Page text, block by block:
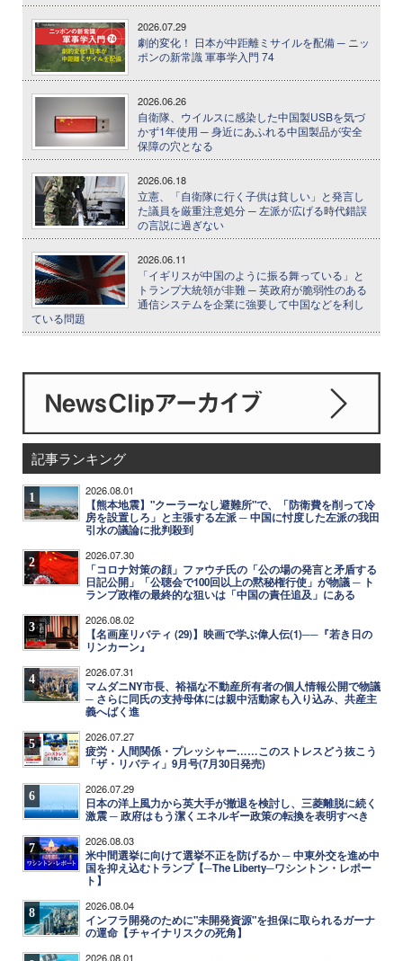
2026.07.29
劇的変化！ 日本が中距離ミサイルを配備 ─ ニッ
ポンの新常識 軍事学入門 74
2026.06.26
自衛隊、ウイルスに感染した中国製USBを気づ
かず1年使用 ─ 身近にあふれる中国製品が安全
保障の穴となる
2026.06.18
立憲、「自衛隊に行く子供は貧しい」と発言し
た議員を厳重注意処分 ─ 左派が広げる時代錯誤
の言説に過ぎない
2026.06.11
「イギリスが中国のように振る舞っている」と
トランプ大統領が非難 ─ 英政府が脆弱性のある
通信システムを企業に強要して中国などを利し
ている問題
記事ランキング
1 2026.08.01
【熊本地震】"クーラーなし避難所"で、「防衛費を削って冷
房を設置しろ」と主張する左派 ─ 中国に忖度した左派の我田
引水の議論に批判殺到
2 2026.07.30
「コロナ対策の顔」ファウチ氏の「公の場の発言と矛盾する
日記公開」「公聴会で100回以上の黙秘権行使」が物議 ─ ト
ランプ政権の最終的な狙いは「中国の責任追及」にある
3 2026.08.02
【名画座リバティ (29)】映画で学ぶ偉人伝(1)──『若き日の
リンカーン』
4 2026.07.31
マムダニNY市長、裕福な不動産所有者の個人情報公開で物議
─ さらに同氏の支持母体には親中活動家も入り込み、共産主
義へばく進
5 2026.07.27
疲労・人間関係・プレッシャー……このストレスどう抜こう
「ザ・リバティ」9月号(7月30日発売)
6 2026.07.29
日本の洋上風力から英大手が撤退を検討し、三菱離脱に続く
激震 ─ 政府はもう潔くエネルギー政策の転換を表明すべき
7 2026.08.03
米中間選挙に向けて選挙不正を防げるか ─ 中東外交を進め中
国を抑え込むトランプ【─The Liberty─ワシントン・レポー
ト】
8 2026.08.04
インフラ開発のために"未開発資源"を担保に取られるガーナ
の運命【チャイナリスクの死角】
2026.08.01